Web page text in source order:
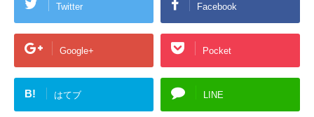
Twitter Facebook
Google+ Pocket
B! はてブ LINE